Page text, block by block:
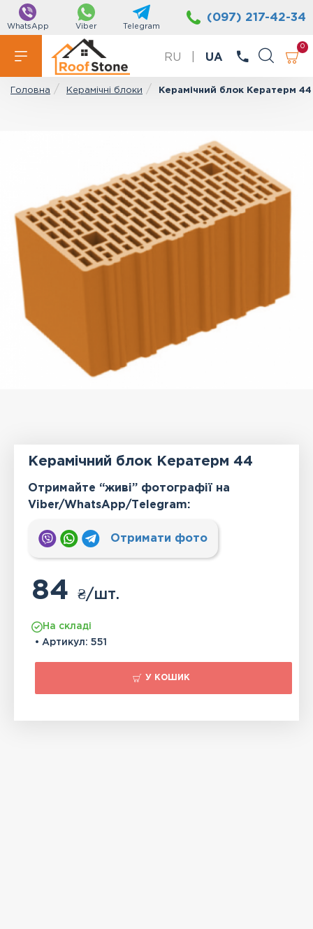
WhatsApp Viber Telegram
(097) 217-42-34
RU UA
0
Головна Керамічні блоки Керамічний блок Кератерм 44
Керамічний блок Кератерм 44
Отримайте “живі” фотографії на
Viber/WhatsApp/Тelegram:
Отримати фото
84₴/шт.
На складі
• Артикул: 551
У КОШИК